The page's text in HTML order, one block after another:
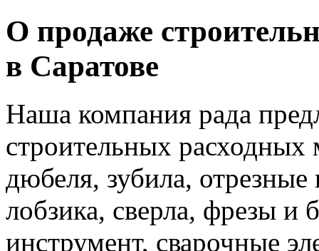
О продаже
в Саратове
Наша компания рада
строительных расходных
дюбеля, зубила,
лобзика, сверла, фрезы и
инструмент, сварочные